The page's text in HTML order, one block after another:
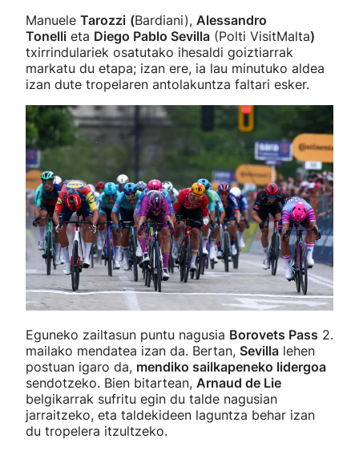
Manuele Tarozzi (Bardiani), Alessandro
Tonelli eta Diego Pablo Sevilla (Polti VisitMalta)
txirrindulariek osatutako ihesaldi goiztiarrak
markatu du etapa; izan ere, ia lau minutuko aldea
izan dute tropelaren antolakuntza faltari esker.
Eguneko zailtasun puntu nagusia Borovets Pass 2.
mailako mendatea izan da. Bertan, Sevilla lehen
postuan igaro da, mendiko sailkapeneko lidergoa
sendotzeko. Bien bitartean, Arnaud de Lie
belgikarrak sufritu egin du talde nagusian
jarraitzeko, eta taldekideen laguntza behar izan
du tropelera itzultzeko.